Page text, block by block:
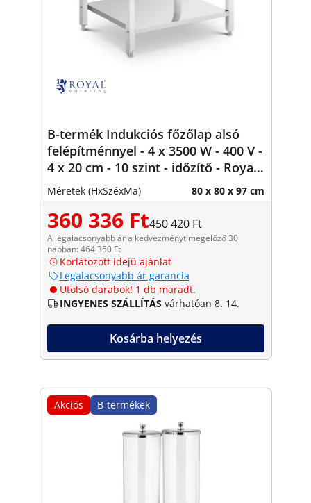
B-termék Indukciós főzőlap alsó
felépítménnyel - 4 x 3500 W - 400 V -
4 x 20 cm - 10 szint - időzítő - Royal
Catering
Méretek (HxSzéxMa) 80 x 80 x 97 cm
360 336 Ft450 420 Ft
A legalacsonyabb ár a kedvezményt megelőző 30
napban: 464 350 Ft
Korlátozott idejű ajánlat
Legalacsonyabb ár garancia
Utolsó darabok! 1 db maradt.
INGYENES SZÁLLÍTÁS várhatóan 8. 14.
Kosárba helyezés
Akciós B-termékek